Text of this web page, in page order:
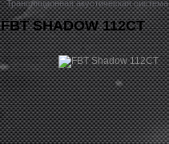
Трансляционная акустическая система
FBT SHADOW 112CT